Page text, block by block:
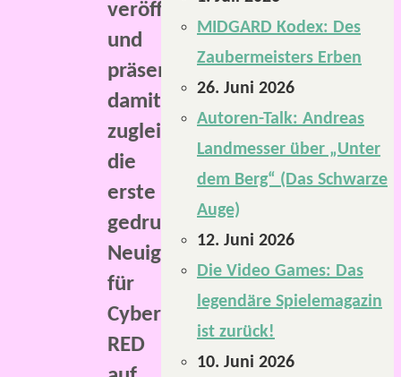
veröffentlicht
und
präsentiert
damit
zugleich
die
erste
gedruckte
Neuigkeit
für
Cyberpunk
RED
MIDGARD Kodex: Des
Zaubermeisters Erben
26. Juni 2026
Autoren-Talk: Andreas
Landmesser über „Unter
dem Berg“ (Das Schwarze
Auge)
12. Juni 2026
Die Video Games: Das
legendäre Spielemagazin
ist zurück!
10. Juni 2026